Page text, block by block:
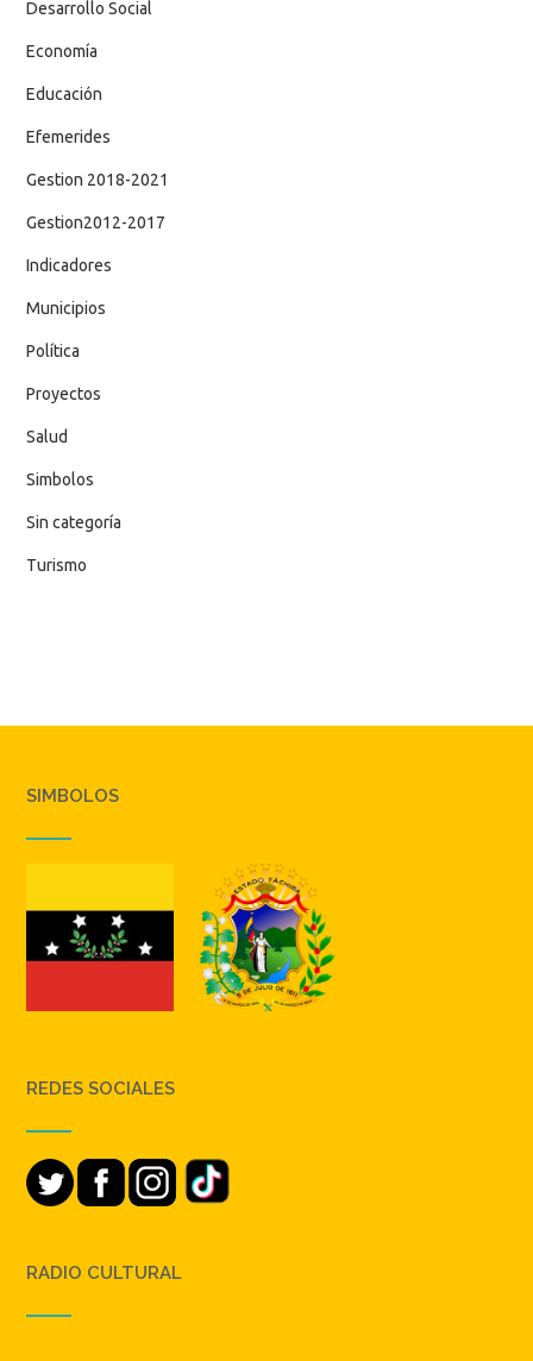
Desarrollo Social
Economía
Educación
Efemerides
Gestion 2018-2021
Gestion2012-2017
Indicadores
Municipios
Política
Proyectos
Salud
Simbolos
Sin categoría
Turismo
SIMBOLOS
REDES SOCIALES
RADIO CULTURAL